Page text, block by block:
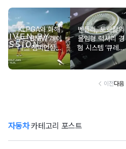
KLPGA와 화해
무드 BMW 레이
디스 챔피언십…
국내 유일 ‘드림
매치’ 성사되며 얼
벤틀리, 토르칼의
몰입형 럭셔리 경
험 시스템 ‘큐레이
션 엔진’ 공개
이전다음
자동차카테고리 포스트